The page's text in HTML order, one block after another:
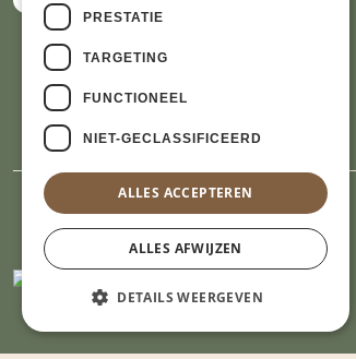
PRESTATIE
TARGETING
FUNCTIONEEL
NIET-GECLASSIFICEERD
ALLES ACCEPTEREN
ALLES AFWIJZEN
DETAILS WEERGEVEN